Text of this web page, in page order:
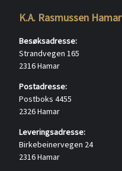
K.A. Rasmussen Hamar
Besøksadresse:
Strandvegen 165
2316 Hamar
Postadresse:
Postboks 4455
2326 Hamar
Leveringsadresse:
Birkebeinervegen 24
2316 Hamar